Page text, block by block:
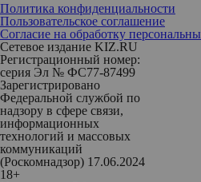
Политика конфиденциальности
Пользовательское соглашение
Согласие на обработку
Сетевое издание KIZ.RU
Регистрационный номер:
серия Эл № ФС77-87499
Зарегистрировано
Федеральной службой по
надзору в сфере связи,
информационных
технологий и массовых
коммуникаций
(Роскомнадзор) 17.06.2024
18+